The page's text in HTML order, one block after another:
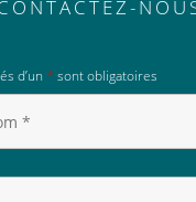
d’un * sont obligatoires